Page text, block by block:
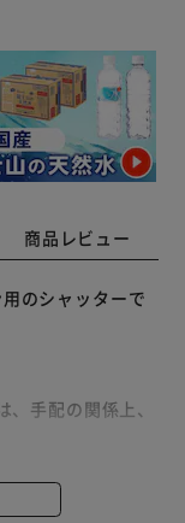
商品レビュー
のシャッターで
手配の関係上、